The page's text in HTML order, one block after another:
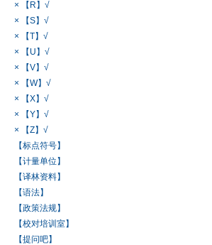
× 【R】√
× 【S】√
× 【T】√
× 【U】√
× 【V】√
× 【W】√
× 【X】√
× 【Y】√
× 【Z】√
【标点符号】
【计量单位】
【译林资料】
【语法】
【政策法规】
【校对培训室】
【提问吧】